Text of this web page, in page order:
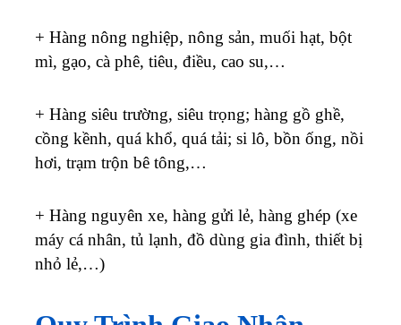
+ Hàng nông nghiệp, nông sản, muối hạt, bột
mì, gạo, cà phê, tiêu, điều, cao su,…
+ Hàng siêu trường, siêu trọng; hàng gồ ghề,
cồng kềnh, quá khổ, quá tải; si lô, bồn ống, nồi
hơi, trạm trộn bê tông,…
+ Hàng nguyên xe, hàng gửi lẻ, hàng ghép (xe
máy cá nhân, tủ lạnh, đồ dùng gia đình, thiết bị
nhỏ lẻ,…)